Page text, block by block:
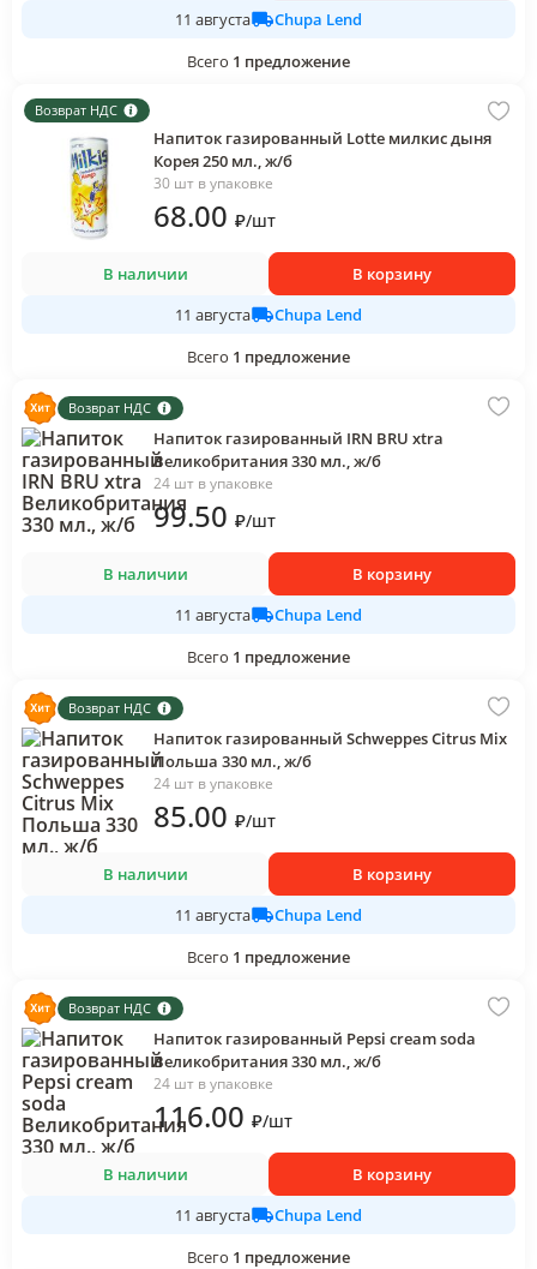
11 августа
Chupa Lend
Всего 1 предложение
Возврат НДС
Напиток газированный Lotte милкис дыня
Корея 250 мл., ж/б
30 шт в упаковке
68.00 ₽/шт
В наличии
В корзину
11 августа
Chupa Lend
Всего 1 предложение
Возврат НДС
Напиток газированный IRN BRU xtra
Великобритания 330 мл., ж/б
24 шт в упаковке
99.50 ₽/шт
В наличии
В корзину
11 августа
Chupa Lend
Всего 1 предложение
Возврат НДС
Напиток газированный Schweppes Citrus Mix
Польша 330 мл., ж/б
24 шт в упаковке
85.00 ₽/шт
В наличии
В корзину
11 августа
Chupa Lend
Всего 1 предложение
Возврат НДС
Напиток газированный Pepsi cream soda
Великобритания 330 мл., ж/б
24 шт в упаковке
116.00 ₽/шт
В наличии
В корзину
11 августа
Chupa Lend
Всего 1 предложение